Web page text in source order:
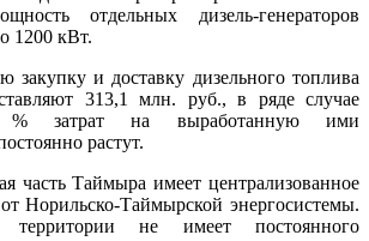
отдельных дизель-генераторов
1200 кВт.
закупку и доставку дизельного топлива
313,1 млн. руб., в ряде случае
затрат на выработанную ими
растут.
часть Таймыра имеет централизованное
Норильско-Таймырской энергосистемы.
территории не имеет постоянного